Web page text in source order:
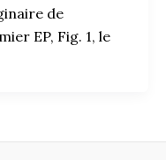
de
EP, Fig. 1, le